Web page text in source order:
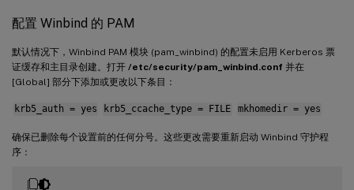
配置 Winbind 的 PAM
默认情况下，Winbind PAM 模块 (pam_winbind) 的配置未启用 Kerberos 票
证缓存和主目录创建。打开 /etc/security/pam_winbind.conf 并在
[Global] 部分下添加或更改以下条目：
krb5_auth = yes krb5_ccache_type = FILE mkhomedir = yes
确保已删除每个设置前的任何分号。这些更改需要重新启动 Winbind 守护程
序：